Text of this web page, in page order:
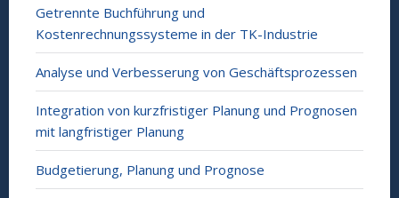
Getrennte Buchführung und
Kostenrechnungssysteme in der TK-Industrie
Analyse und Verbesserung von Geschäftsprozessen
Integration von kurzfristiger Planung und Prognosen
mit langfristiger Planung
Budgetierung, Planung und Prognose